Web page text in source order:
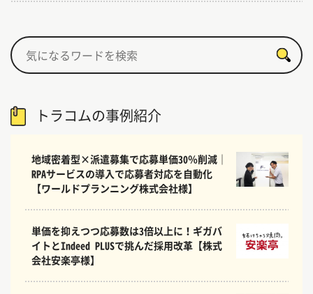
トラコムの事例紹介
地域密着型×派遣募集で応募単価30％削減｜
RPAサービスの導入で応募者対応を自動化
【ワールドプランニング株式会社様】
単価を抑えつつ応募数は3倍以上に！ギガバ
イトとIndeed PLUSで挑んだ採用改革【株式
会社安楽亭様】